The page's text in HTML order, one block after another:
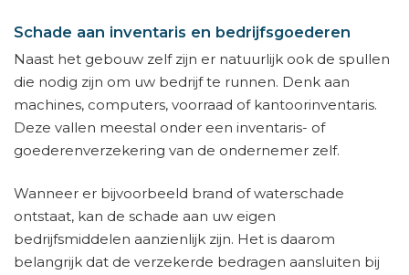
Schade aan inventaris en bedrijfsgoederen
Naast het gebouw zelf zijn er natuurlijk ook de spullen
die nodig zijn om uw bedrijf te runnen. Denk aan
machines, computers, voorraad of kantoorinventaris.
Deze vallen meestal onder een inventaris- of
goederenverzekering van de ondernemer zelf.
Wanneer er bijvoorbeeld brand of waterschade
ontstaat, kan de schade aan uw eigen
bedrijfsmiddelen aanzienlijk zijn. Het is daarom
belangrijk dat de verzekerde bedragen aansluiten bij